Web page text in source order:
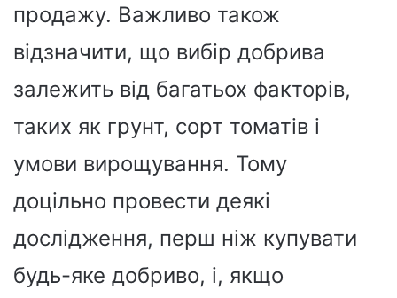
продажу. Важливо також
відзначити, що вибір добрива
залежить від багатьох факторів,
таких як грунт, сорт томатів і
умови вирощування. Тому
доцільно провести деякі
дослідження, перш ніж купувати
будь-яке добриво, і, якщо